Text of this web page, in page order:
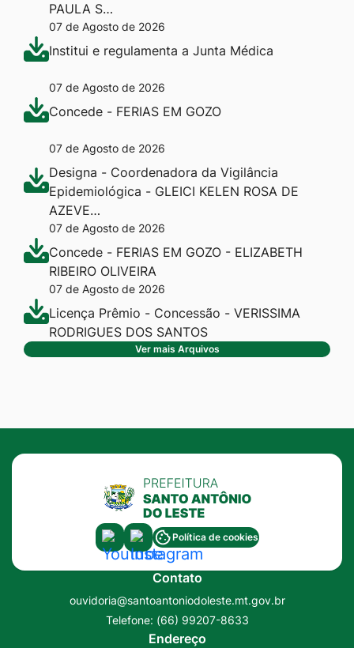
PAULA S…
07 de Agosto de 2026
Institui e regulamenta a Junta Médica
07 de Agosto de 2026
Concede - FERIAS EM GOZO
07 de Agosto de 2026
Designa - Coordenadora da Vigilância
Epidemiológica - GLEICI KELEN ROSA DE
AZEVE…
07 de Agosto de 2026
Concede - FERIAS EM GOZO - ELIZABETH
RIBEIRO OLIVEIRA
07 de Agosto de 2026
Licença Prêmio - Concessão - VERISSIMA
RODRIGUES DOS SANTOS
Ver mais Arquivos
Acessar
a
Social
Youtube
Acessar
a
Rede
Social
Instagram
Política de cookies
Contato
ouvidoria@santoantoniodoleste.mt.gov.br
Telefone: (66) 99207-8633
Endereço